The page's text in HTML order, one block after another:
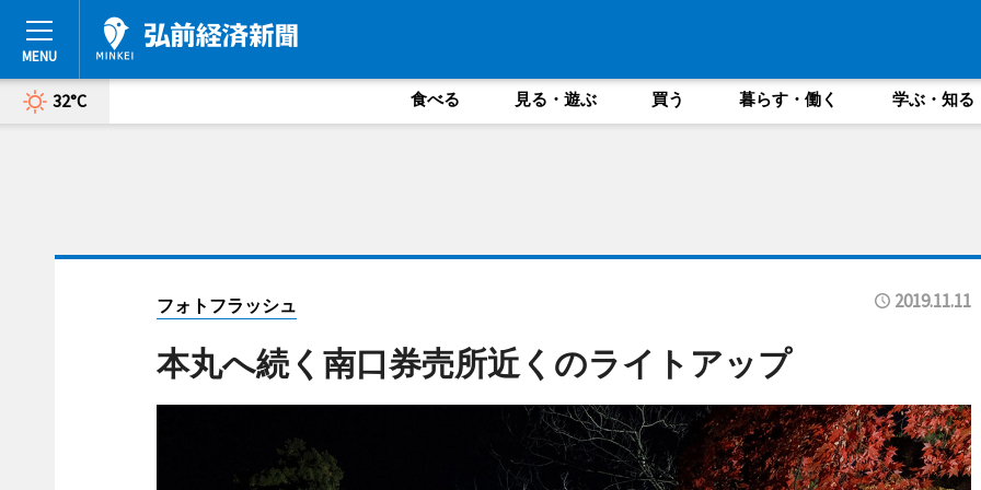
32°C 食べる 見る・遊ぶ 買う 暮らす・働く 学ぶ・知る
フォトフラッシュ 2019.11.11
本丸へ続く南口券売所近くのライトアップ